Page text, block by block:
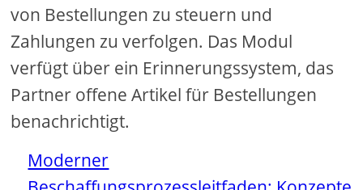
von Bestellungen zu steuern und
Zahlungen zu verfolgen. Das Modul
verfügt über ein Erinnerungssystem, das
Partner offene Artikel für Bestellungen
benachrichtigt.
Moderner